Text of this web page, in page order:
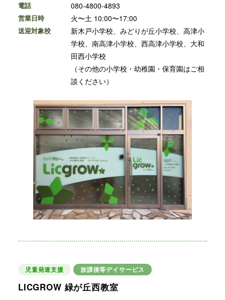
電話 080-4800-4893
営業日時 火〜土 10:00〜17:00
送迎対象校
新木戸小学校、みどりが丘小学校、高津小
学校、南高津小学校、西高津小学校、大和
田西小学校
（その他の小学校・幼稚園・保育園はご相
談ください）
児童発達支援 放課後等デイサービス
LICGROW 緑が丘西教室